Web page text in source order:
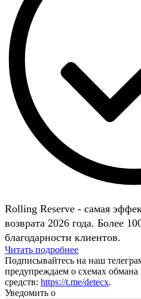
Rolling Reserve - самая
возврата 2026 года. Более
благодарности клиентов.
Читать подробнее
Подписывайтесь на наш
предупреждаем о схемах обмана
средств: https://t.me/detecx.
Уведомить о